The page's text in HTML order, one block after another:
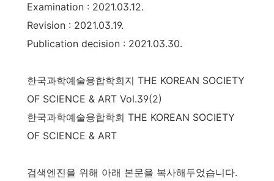
Examination : 2021.03.12.
Revision : 2021.03.19.
Publication decision : 2021.03.30.
한국과학예술융합학회지 THE KOREAN SOCIETY
OF SCIENCE & ART Vol.39(2)
한국과학예술융합학회 THE KOREAN SOCIETY
OF SCIENCE & ART
검색엔진을 위해 아래 본문을 복사해두었습니다.